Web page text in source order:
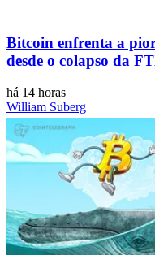
Bitcoin enfrenta a
desde o colapso da
há 14 horas
William Suberg